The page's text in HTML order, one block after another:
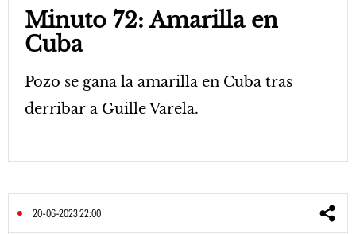
Minuto 72: Amarilla en
Cuba
Pozo se gana la amarilla en Cuba tras
derribar a Guille Varela.
20-06-2023 22:00